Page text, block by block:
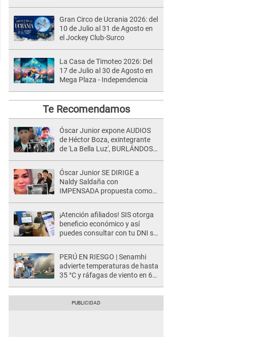
Gran Circo de Ucrania 2026: del
10 de Julio al 31 de Agosto en
el Jockey Club-Surco
La Casa de Timoteo 2026: Del
17 de Julio al 30 de Agosto en
Mega Plaza - Independencia
Te Recomendamos
Óscar Junior expone AUDIOS
de Héctor Boza, exintegrante
de 'La Bella Luz', BURLÁNDOSE
de maltrato: "Grábame..."
Óscar Junior SE DIRIGE a
Naldy Saldaña con
IMPENSADA propuesta como
¡Atención afiliados! SIS otorga
beneficio económico y así
puedes consultar con tu DNI si
PERÚ EN RIESGO | Senamhi
advierte temperaturas de hasta
35 °C y ráfagas de viento en 6